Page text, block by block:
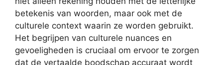
betekenis van woorden, maar ook met de
culturele context waarin ze worden gebruikt.
Het begrijpen van culturele nuances en
gevoeligheden is cruciaal om ervoor te zorgen
dat de vertaalde boodschap accuraat wordt